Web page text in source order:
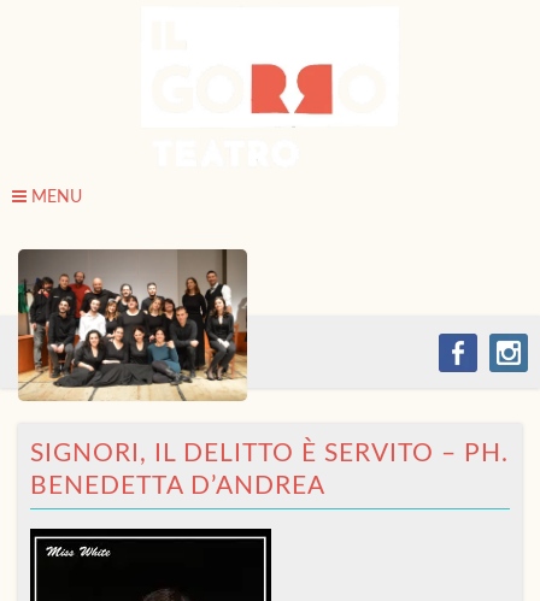
MENU
SIGNORI, IL DELITTO È SERVITO – PH.
BENEDETTA D’ANDREA